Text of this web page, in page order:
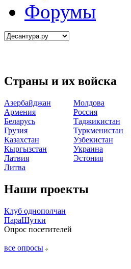
Форумы
Страны и их войска
Азербайджан
Армения
Беларусь
Грузия
Казахстан
Кыргызстан
Латвия
Литва
Молдова
Россия
Таджикистан
Туркменистан
Узбекистан
Украина
Эстония
Наши проекты
Клуб однополчан
ПараШутки
Опрос посетителей
все опросы